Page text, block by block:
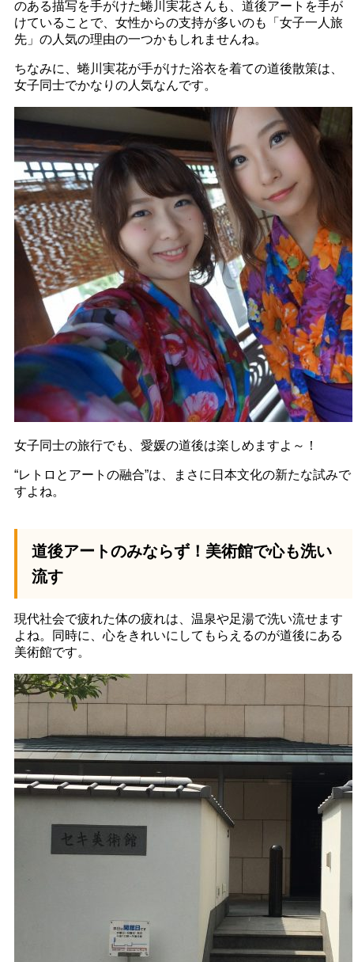
のある描写を手がけた蜷川実花さんも、道後アートを手が
けていることで、女性からの支持が多いのも「女子一人旅
先」の人気の理由の一つかもしれませんね。
ちなみに、蜷川実花が手がけた浴衣を着ての道後散策は、
女子同士でかなりの人気なんです。
女子同士の旅行でも、愛媛の道後は楽しめますよ～！
“レトロとアートの融合”は、まさに日本文化の新たな試みで
すよね。
道後アートのみならず！美術館で心も洗い
流す
現代社会で疲れた体の疲れは、温泉や足湯で洗い流せます
よね。同時に、心をきれいにしてもらえるのが道後にある
美術館です。